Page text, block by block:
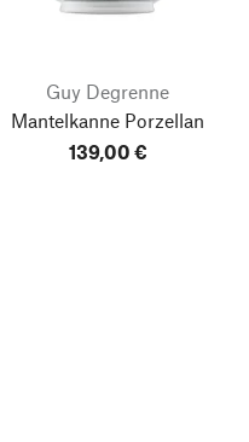
Guy Degrenne
Mantelkanne Porzellan
139,00 €